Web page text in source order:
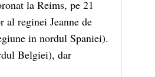
la Reims, pe 21
al reginei Jeanne de
in nordul Spaniei).
Belgiei), dar